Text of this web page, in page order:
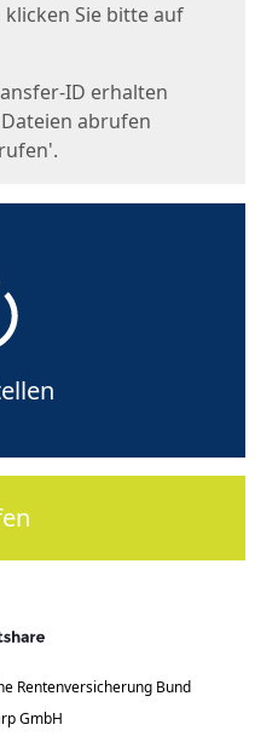
Sie bitte auf
ID erhalten
abrufen
Rentenversicherung Bund
GmbH